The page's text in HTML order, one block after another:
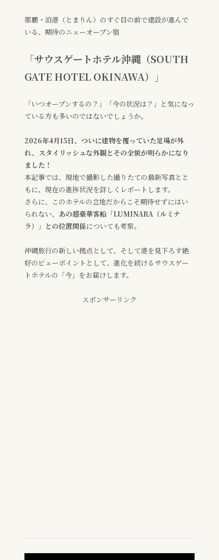
那覇・泊港（とまりん）のすぐ目の前で建設が進んで
いる、期待のニューオープン宿
「サウスゲートホテル沖縄（SOUTH
GATE HOTEL OKINAWA）」
「いつオープンするの？」「今の状況は？」と気になっ
ている方も多いのではないでしょうか。
2026年4月15日、ついに建物を覆っていた足場が外
れ、スタイリッシュな外観とその全貌が明らかになり
ました！
本記事では、現地で撮影した撮りたての最新写真とと
もに、現在の進捗状況を詳しくレポートします。
さらに、このホテルの立地だからこそ期待せずにはい
られない、 あの超豪華客船「LUMINARA（ルミナ
ラ）」との位置関係についても考察。
沖縄旅行の新しい拠点として、そして港を見下ろす絶
好のビューポイントとして、進化を続けるサウスゲー
トホテルの「今」をお届けします。
スポンサーリンク